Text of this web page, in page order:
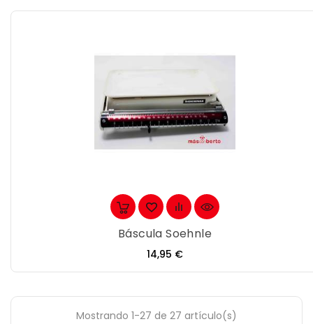
Báscula Soehnle
Precio
14,95 €
Mostrando 1-27 de 27 artículo(s)